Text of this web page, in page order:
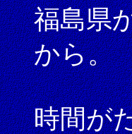
福島県
から。
時間が